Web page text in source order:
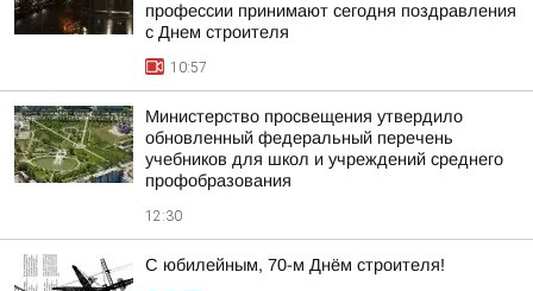
профессии принимают сегодня поздравления
с Днем строителя
10:57
Министерство просвещения утвердило
обновленный федеральный перечень
учебников для школ и учреждений среднего
профобразования
12:30
С юбилейным, 70-м Днём строителя!